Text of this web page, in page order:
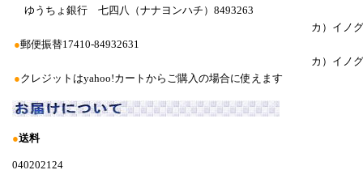
ゆうちょ銀行 七四八（ナナヨンハチ）8493263
カ）イノ
●郵便振替17410-84932631
カ）イノ
●クレジットはyahoo!カートからご購入の場合に使えます
●送料
040202124